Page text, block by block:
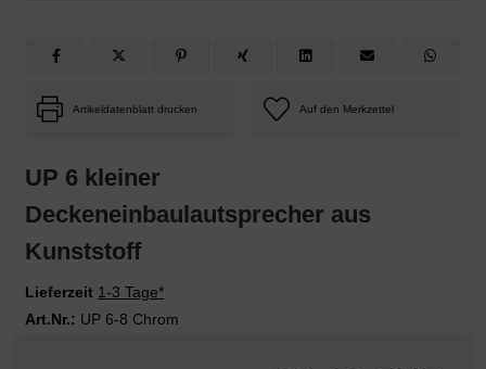
Artikeldatenblatt drucken
UP 6 kleiner
Deckeneinbaulautsprecher aus
Kunststoff
Lieferzeit 1-3 Tage*
Art.Nr.: UP 6-8 Chrom